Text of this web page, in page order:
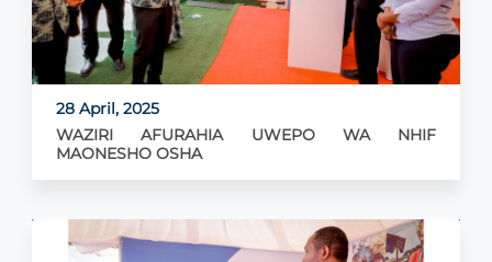
28 April, 2025
WAZIRI AFURAHIA UWEPO WA NHIF
MAONESHO OSHA